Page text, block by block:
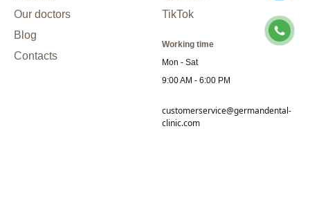
Our doctors
Blog
Contacts
TikTok
Working time
Mon - Sat
9:00 AM - 6:00 PM
customerservice@germandental-
clinic.com